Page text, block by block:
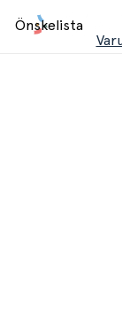
Önskelista